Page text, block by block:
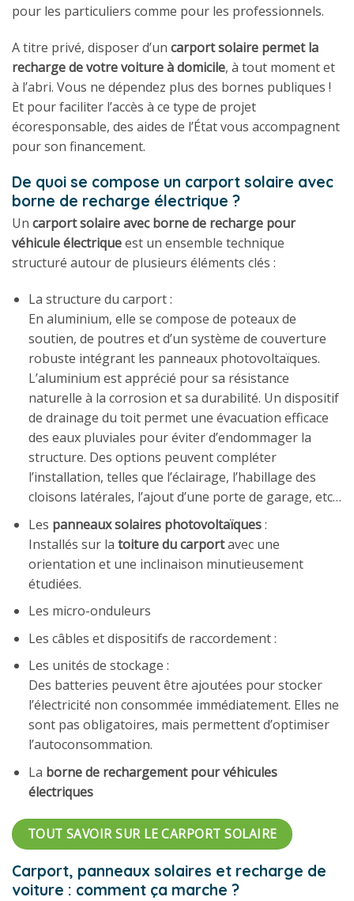
pour les particuliers comme pour les professionnels.
A titre privé, disposer d’un carport solaire permet la
recharge de votre voiture à domicile, à tout moment et
à l’abri. Vous ne dépendez plus des bornes publiques !
Et pour faciliter l’accès à ce type de projet
écoresponsable, des aides de l’État vous accompagnent
pour son financement.
De quoi se compose un carport solaire avec
borne de recharge électrique ?
Un carport solaire avec borne de recharge pour
véhicule électriqueest un ensemble technique
structuré autour de plusieurs éléments clés :
La structure du carport :
En aluminium, elle se compose de poteaux de
soutien, de poutres et d’un système de couverture
robuste intégrant les panneaux photovoltaïques.
L’aluminium est apprécié pour sa résistance
naturelle à la corrosion et sa durabilité. Un dispositif
de drainage du toit permet une évacuation efficace
des eaux pluviales pour éviter d’endommager la
structure. Des options peuvent compléter
l’installation, telles que l’éclairage, l’habillage des
cloisons latérales, l’ajout d’une porte de garage, etc…
Les panneaux solaires photovoltaïques:
Installés sur la toiture du carportavec une
orientation et une inclinaison minutieusement
étudiées.
Les micro-onduleurs
Les câbles et dispositifs de raccordement :
Les unités de stockage :
Des batteries peuvent être ajoutées pour stocker
l’électricité non consommée immédiatement. Elles ne
sont pas obligatoires, mais permettent d’optimiser
l’autoconsommation.
La borne de rechargement pour véhicules
électriques
TOUT SAVOIR SUR LE CARPORT SOLAIRE
Carport, panneaux solaires et recharge de
voiture : comment ça marche ?